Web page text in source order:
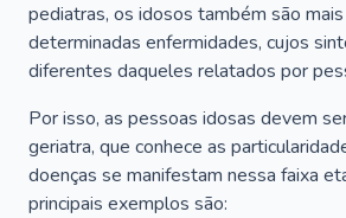
pediatras, os idosos também são
determinadas enfermidades, cujos
diferentes daqueles relatados por
Por isso, as pessoas idosas devem
geriatra, que conhece as
doenças se manifestam nessa faixa
principais exemplos são: